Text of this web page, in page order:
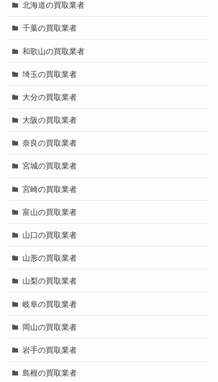
北海道の買取業者
千葉の買取業者
和歌山の買取業者
埼玉の買取業者
大分の買取業者
大阪の買取業者
奈良の買取業者
宮城の買取業者
宮崎の買取業者
富山の買取業者
山口の買取業者
山形の買取業者
山梨の買取業者
岐阜の買取業者
岡山の買取業者
岩手の買取業者
島根の買取業者